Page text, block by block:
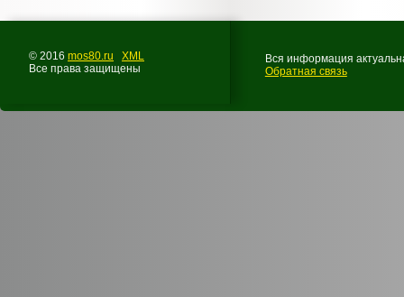
© 2016 mos80.ru
XML
Все права защищены
Вся информация
Обратная связь